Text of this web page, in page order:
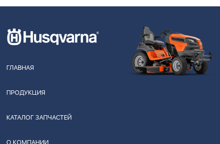
ГЛАВНАЯ
ПРОДУКЦИЯ
КАТАЛОГ ЗАПЧАСТЕЙ